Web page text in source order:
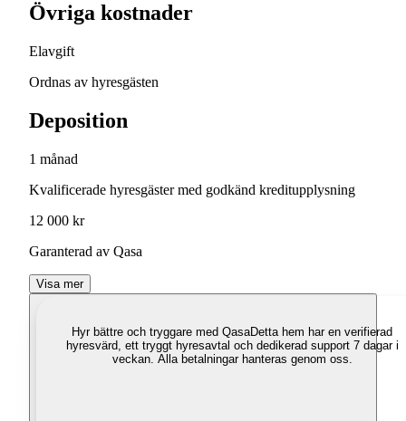
Övriga kostnader
Elavgift
Ordnas av hyresgästen
Deposition
1 månad
Kvalificerade hyresgäster med godkänd kreditupplysning
12 000 kr
Garanterad av Qasa
Visa mer
Hyr bättre och tryggare med QasaDetta hem har en verifierad
hyresvärd, ett tryggt hyresavtal och dedikerad support 7 dagar i
veckan. Alla betalningar hanteras genom oss.